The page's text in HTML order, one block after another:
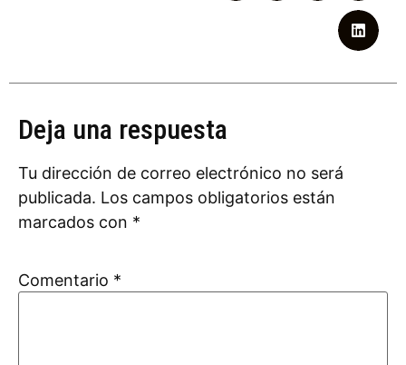
Deja una respuesta
Tu dirección de correo electrónico no será
publicada. Los campos obligatorios están
marcados con *
Comentario *